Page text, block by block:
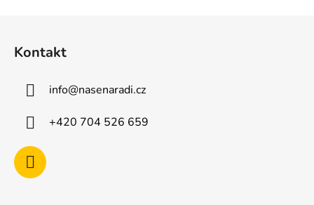
Kontakt
info@nasenaradi.cz
+420 704 526 659